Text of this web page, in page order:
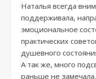
Наталья всегда
поддерживала,
эмоциональное
практических
душевного
А так же, много
раньше не замечала.